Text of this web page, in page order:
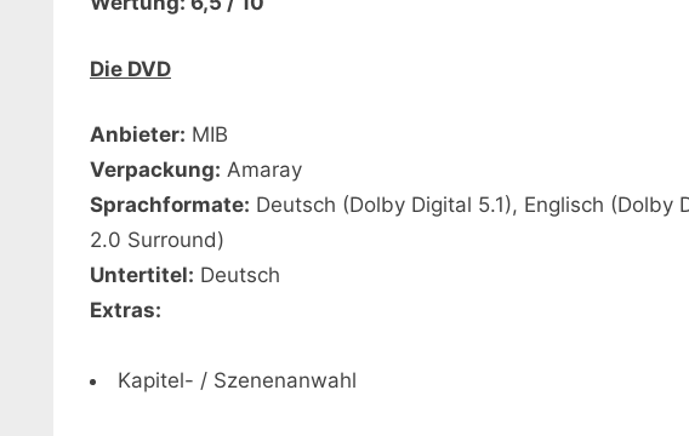
Die DVD
Anbieter: MIB
Verpackung: Amaray
Sprachformate: Deutsch (Dolby Digital 5.1), Englisch (Dolby
2.0 Surround)
Untertitel: Deutsch
Extras:
Kapitel- / Szenenanwahl